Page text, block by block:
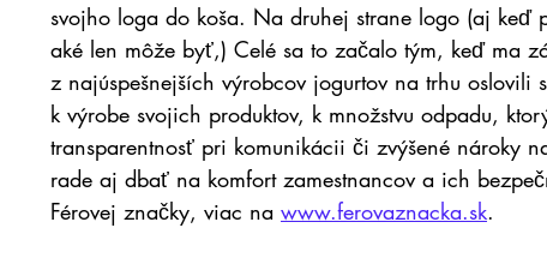
svojho loga do koša. Na druhej strane logo (aj keď
aké len môže byť,) Celé sa to začalo tým, keď ma
z najúspešnejších výrobcov jogurtov na trhu oslovili
k výrobe svojich produktov, k množstvu odpadu,
transparentnosť pri komunikácii či zvýšené nároky
rade aj dbať na komfort zamestnancov a ich
Férovej značky, viac na www.ferovaznacka.sk.